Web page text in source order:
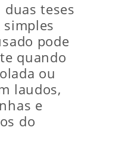
duas teses
simples
pode
quando
ou
laudos,
e
do